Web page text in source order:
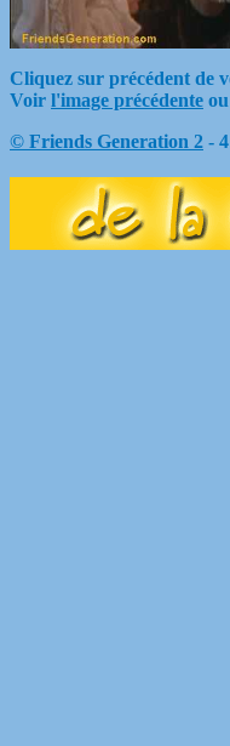
Cliquez sur précédent de
Voir l'image précédente ou
© Friends Generation 2 -